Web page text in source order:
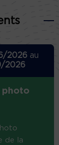
2026 au
2026
photo
de la